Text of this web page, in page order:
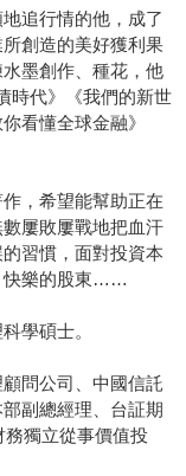
追行情的他，成了
創造的美好獲利果
墨創作、種花，他
時代》《我們的新世
看懂全球金融》
，希望能幫助正在
屢敗屢戰地把血汗
習慣，面對投資本
快樂的股東……
學碩士。
問公司、中國信託
副總經理、台証期
獨立從事價值投